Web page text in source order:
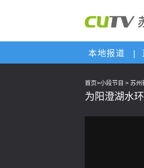
本地报道 |
首页>小段节目 > 苏州
为阳澄湖水